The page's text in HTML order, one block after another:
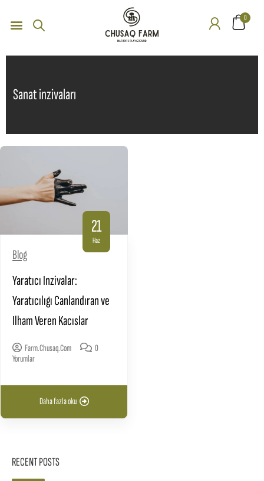
0
Sanat inzivaları
21
Haz
Blog
Yaratıcı Inzivalar:
Yaratıcılıgı Canlandıran ve
Ilham Veren Kacıslar
Farm.chusaq.com
0
Yorumlar
Daha fazla oku
RECENT POSTS